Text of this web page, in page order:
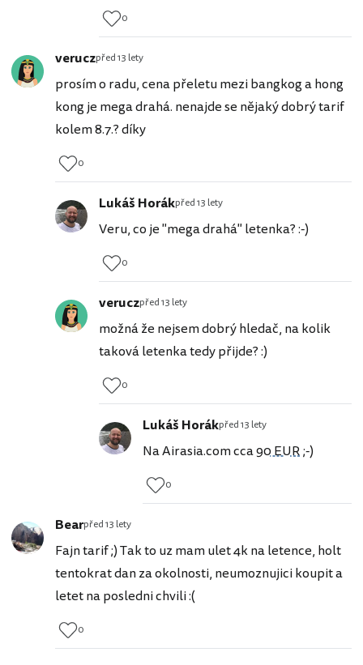
0
veruczpřed 13 lety
prosím o radu, cena přeletu mezi bangkog a hong
kong je mega drahá. nenajde se nějaký dobrý tarif
kolem 8.7.? díky
0
Lukáš Horákpřed 13 lety
Veru, co je "mega drahá" letenka? :-)
0
veruczpřed 13 lety
možná že nejsem dobrý hledač, na kolik
taková letenka tedy přijde? :)
0
Lukáš Horákpřed 13 lety
Na Airasia.com cca90 EUR;-)
0
Bearpřed 13 lety
Fajn tarif ;) Tak to uz mam ulet 4k na letence, holt
tentokrat dan za okolnosti, neumoznujici koupit a
letet na posledni chvili :(
0